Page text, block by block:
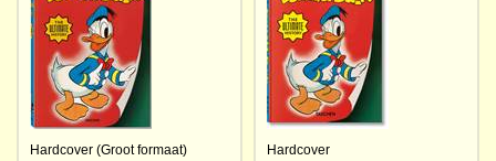
Hardcover (Groot formaat)
Hardcover